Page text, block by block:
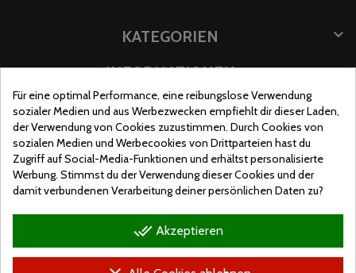
KATEGORIEN

INFORMATIONEN

INFORMATION SPEICHERN

GESCHÄFTSORT
Für eine optimal Performance, eine reibungslose Verwendung
sozialer Medien und aus Werbezwecken empfiehlt dir dieser Laden,
der Verwendung von Cookies zuzustimmen. Durch Cookies von
sozialen Medien und Werbecookies von Drittparteien hast du
Zugriff auf Social-Media-Funktionen und erhältst personalisierte
Werbung. Stimmst du der Verwendung dieser Cookies und der
damit verbundenen Verarbeitung deiner persönlichen Daten zu?
done_all Akzeptieren